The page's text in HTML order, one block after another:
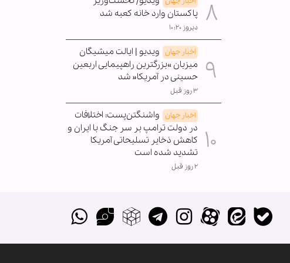
پاکستان وارد خانه کعبه شد
دیروز ۱۰:۲۰
اخبار جهان ویدیو | ایالت میشیگان
میزبان »بزرگترین راهپیمایی اربعین
حسینی در آمریکا« شد
۳ روز قبل
اخبار جهان واشنگتن‌پست: اختلافات
در دولت ترامپ بر سر جنگ با ایران و
کاهش ذخایر تسلیحاتی آمریکا
تشدید شده است
۲ روز قبل